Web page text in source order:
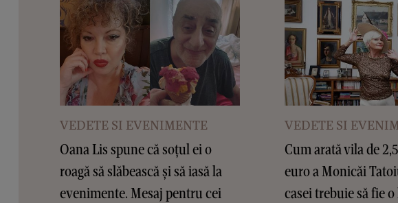
VEDETE SI EVENIMENTE
Oana Lis spune că soțul ei o
roagă să slăbească și să iasă la
evenimente. Mesaj pentru cei
VEDETE SI
Cum arată vila de
euro a Monicăi
casei trebuie să fie